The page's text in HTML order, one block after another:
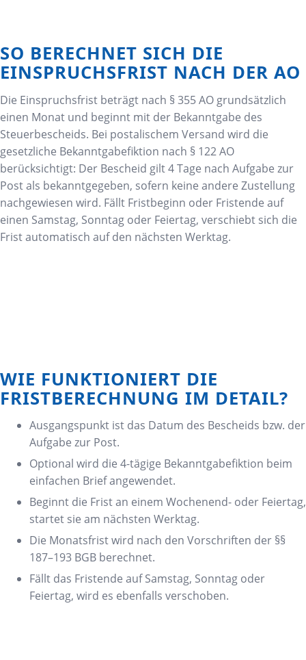
SO BERECHNET SICH DIE
EINSPRUCHSFRIST NACH DER AO
Die Einspruchsfrist beträgt nach § 355 AO grundsätzlich
einen Monat und beginnt mit der Bekanntgabe des
Steuerbescheids. Bei postalischem Versand wird die
gesetzliche Bekanntgabefiktion nach § 122 AO
berücksichtigt: Der Bescheid gilt 4 Tage nach Aufgabe zur
Post als bekanntgegeben, sofern keine andere Zustellung
nachgewiesen wird. Fällt Fristbeginn oder Fristende auf
einen Samstag, Sonntag oder Feiertag, verschiebt sich die
Frist automatisch auf den nächsten Werktag.
WIE FUNKTIONIERT DIE
FRISTBERECHNUNG IM DETAIL?
Ausgangspunkt ist das Datum des Bescheids bzw. der
Aufgabe zur Post.
Optional wird die 4-tägige Bekanntgabefiktion beim
einfachen Brief angewendet.
Beginnt die Frist an einem Wochenend- oder Feiertag,
startet sie am nächsten Werktag.
Die Monatsfrist wird nach den Vorschriften der §§
187–193 BGB berechnet.
Fällt das Fristende auf Samstag, Sonntag oder
Feiertag, wird es ebenfalls verschoben.